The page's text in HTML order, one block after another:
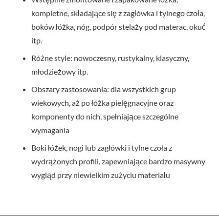
kompletne, składające się z zagłówka i tylnego czoła,
boków łóżka, nóg, podpór stelaży pod materac, okuć
itp.
Różne style: nowoczesny, rustykalny, klasyczny,
młodzieżowy itp.
Obszary zastosowania: dla wszystkich grup
wiekowych, aż po łóżka pielęgnacyjne oraz
komponenty do nich, spełniające szczególne
wymagania
Boki łóżek, nogi lub zagłówki i tylne czoła z
wydrążonych profili, zapewniające bardzo masywny
wygląd przy niewielkim zużyciu materiału